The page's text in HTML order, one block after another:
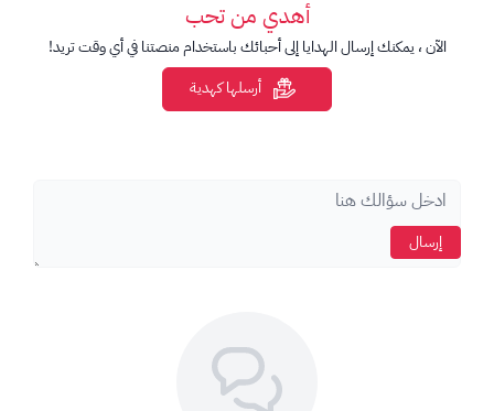
أهدي من تحب
الآن ، يمكنك إرسال الهدايا إلى أحبائك باستخدام منصتنا في أي وقت تريد!
أرسلها كهدية
إرسال